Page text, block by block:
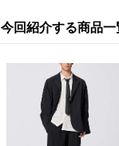
今回紹介する商品一